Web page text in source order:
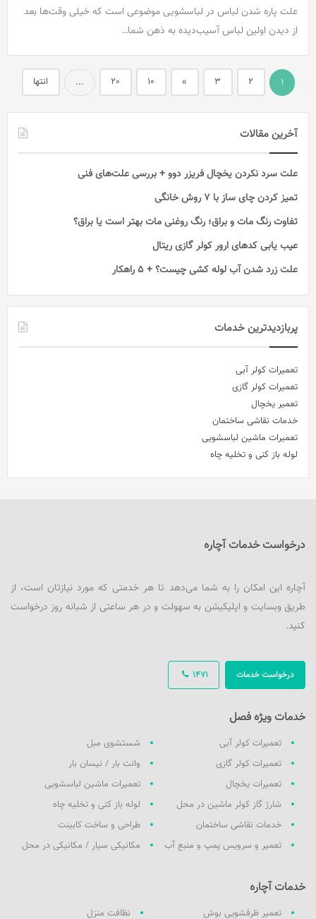
علت پاره شدن لباس در لباسشویی موضوعی است که خیلی وقت‌ها بعد
از دیدن اولین لباس آسیب‌دیده به ذهن شما…
1
2
3
»
10
20
... انتها
آخرین مقالات
علت سرد نکردن یخچال فریزر دوو + بررسی علت‌های فنی
تمیز کردن چای ساز با ۷ روش خانگی
تفاوت رنگ مات و براق؛ رنگ روغنی مات بهتر است یا براق؟
عیب یابی کدهای ارور کولر گازی ریتال
علت زرد شدن آب لوله کشی چیست؟ + 5 راهکار
پربازدیدترین خدمات
تعمیرات کولر آبی
تعمیرات کولر گازی
تعمیر یخچال
خدمات نقاشی ساختمان
تعمیرات ماشین لباسشویی
لوله باز کنی و تخلیه چاه
درخواست خدمات آچاره
آچاره این امکان را به شما می‌دهد تا هر خدمتی که مورد نیازتان است، از
طریق وبسایت و اپلیکیشن به سهولت و در هر ساعتی از شبانه روز درخواست
کنید.
1471 درخواست خدمات
خدمات ویژه فصل
تعمیرات کولر آبی
تعمیرات کولر گازی
تعمیرات یخچال
شارژ گاز کولر ماشین در محل
خدمات نقاشی ساختمان
تعمیر و سرویس پمپ و منبع آب
شستشوی مبل
وانت بار / نیسان بار
تعمیرات ماشین لباسشویی
لوله باز کنی و تخلیه چاه
طراحی و ساخت کابینت
مکانیکی سیار / مکانیکی در محل
خدمات آچاره
تعمیر ظرفشویی بوش نظافت منزل